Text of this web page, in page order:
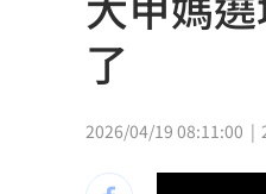
高溫重創
台股收復
他見搶案
了
2026/04/19 08:11:00